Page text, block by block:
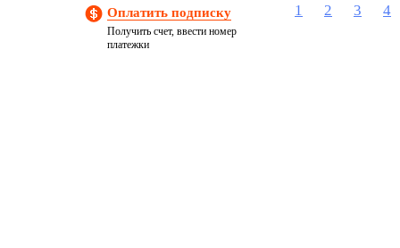
Оплатить подписку
Получить счет, ввести номер
платежки
1 2 3 4